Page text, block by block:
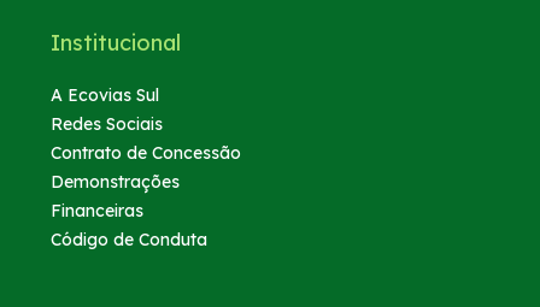
Institucional
A Ecovias Sul
Redes Sociais
Contrato de Concessão
Demonstrações
Financeiras
Código de Conduta